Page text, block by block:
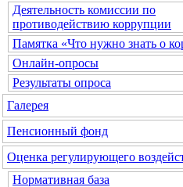
Деятельность комиссии по
противодействию коррупции
Памятка «Что нужно знать о
Онлайн-опросы
Результаты опроса
Галерея
Пенсионный фонд
Оценка регулирующего
Нормативная база